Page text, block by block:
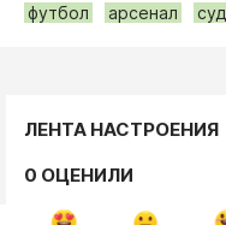
футбол
арсенал суд
ЛЕНТА НАСТРОЕНИЯ
0 ОЦЕНИЛИ